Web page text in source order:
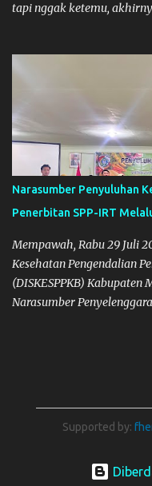
tapi nggak ketemu,
Narasumber Penyuluhan
Penerbitan SPP-IRT
Mempawah, Rabu 29 Juli
Kesehatan Pengendalian
(DISKESPPKB)
Narasumber
Supported by: